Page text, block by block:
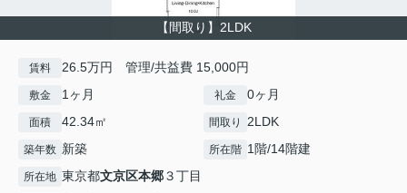
【間取り】2LDK
賃料 26.5万円 管理/共益費 15,000円
敷金 1ヶ月 礼金 0ヶ月
面積 42.34㎡ 間取り 2LDK
築年数 新築 所在階 1階/14階建
所在地 東京都文京区本郷３丁目